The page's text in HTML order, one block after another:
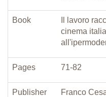
Book
Il lavoro
cinema
Pages 71-82
Publisher Franco